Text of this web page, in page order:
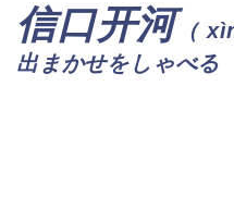
信口开河 （
出まかせをしゃべる